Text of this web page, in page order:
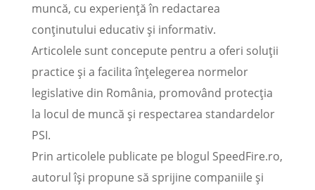
muncă, cu experiență în redactarea
conținutului educativ și informativ.
Articolele sunt concepute pentru a oferi soluții
practice și a facilita înțelegerea normelor
legislative din România, promovând protecția
la locul de muncă și respectarea standardelor
PSI.
Prin articolele publicate pe blogul SpeedFire.ro,
autorul își propune să sprijine companiile și